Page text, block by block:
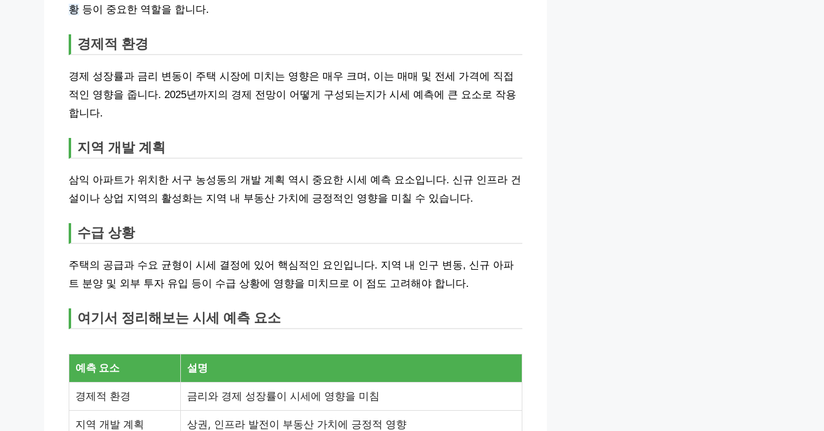
황 등이 중요한 역할을 합니다.
경제적 환경
경제 성장률과 금리 변동이 주택 시장에 미치는 영향은 매우 크며, 이는 매매 및 전세 가격에 직접
적인 영향을 줍니다. 2025년까지의 경제 전망이 어떻게 구성되는지가 시세 예측에 큰 요소로 작용
합니다.
지역 개발 계획
삼익 아파트가 위치한 서구 농성동의 개발 계획 역시 중요한 시세 예측 요소입니다. 신규 인프라 건
설이나 상업 지역의 활성화는 지역 내 부동산 가치에 긍정적인 영향을 미칠 수 있습니다.
수급 상황
주택의 공급과 수요 균형이 시세 결정에 있어 핵심적인 요인입니다. 지역 내 인구 변동, 신규 아파
트 분양 및 외부 투자 유입 등이 수급 상황에 영향을 미치므로 이 점도 고려해야 합니다.
여기서 정리해보는 시세 예측 요소
예측 요소 설명
경제적 환경 금리와 경제 성장률이 시세에 영향을 미침
지역 개발 계획 상권, 인프라 발전이 부동산 가치에 긍정적 영향